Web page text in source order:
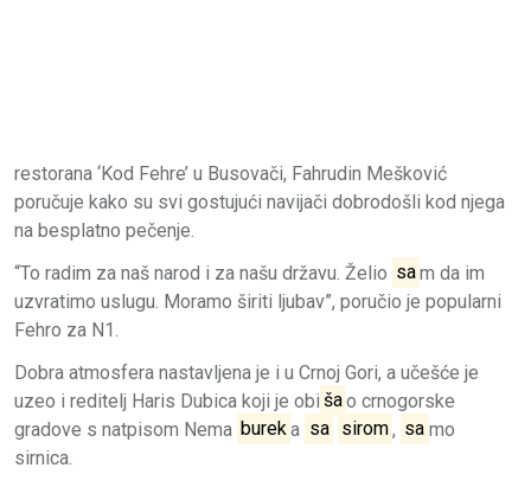
restorana ‘Kod Fehre’ u Busovači, Fahrudin Mešković
poručuje kako su svi gostujući navijači dobrodošli kod njega
na besplatno pečenje.
“To radim za naš narod i za našu državu. Želio sam da im
uzvratimo uslugu. Moramo širiti ljubav”, poručio je popularni
Fehro za N1.
Dobra atmosfera nastavljena je i u Crnoj Gori, a učešće je
uzeo i reditelj Haris Dubica koji je obi šao crnogorske
gradove s natpisom Nema bureka sa sirom, sa mo
sirnica.